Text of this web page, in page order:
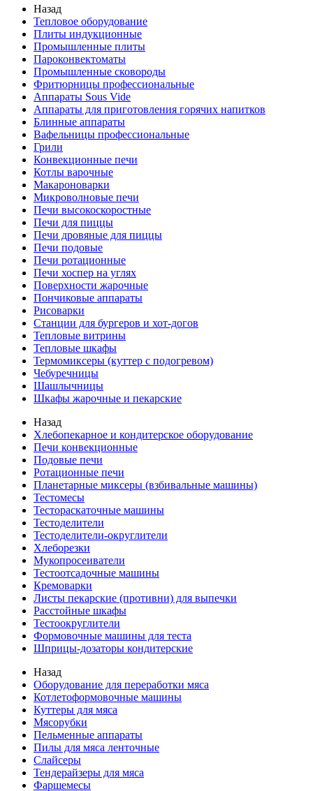
Назад
Тепловое оборудование
Плиты индукционные
Промышленные плиты
Пароконвектоматы
Промышленные сковороды
Фритюрницы профессиональные
Аппараты Sous Vide
Аппараты для приготовления горячих напитков
Блинные аппараты
Вафельницы профессиональные
Грили
Конвекционные печи
Котлы варочные
Макароноварки
Микроволновые печи
Печи высокоскоростные
Печи для пиццы
Печи дровяные для пиццы
Печи подовые
Печи ротационные
Печи хоспер на углях
Поверхности жарочные
Пончиковые аппараты
Рисоварки
Станции для бургеров и хот-догов
Тепловые витрины
Тепловые шкафы
Термомиксеры (куттер с подогревом)
Чебуречницы
Шашлычницы
Шкафы жарочные и пекарские
Назад
Хлебопекарное и кондитерское оборудование
Печи конвекционные
Подовые печи
Ротационные печи
Планетарные миксеры (взбивальные машины)
Тестомесы
Тестораскаточные машины
Тестоделители
Тестоделители-округлители
Хлеборезки
Мукопросеиватели
Тестоотсадочные машины
Кремоварки
Листы пекарские (противни) для выпечки
Расстойные шкафы
Тестоокруглители
Формовочные машины для теста
Шприцы-дозаторы кондитерские
Назад
Оборудование для переработки мяса
Котлетоформовочные машины
Куттеры для мяса
Мясорубки
Пельменные аппараты
Пилы для мяса ленточные
Слайсеры
Тендерайзеры для мяса
Фаршемесы